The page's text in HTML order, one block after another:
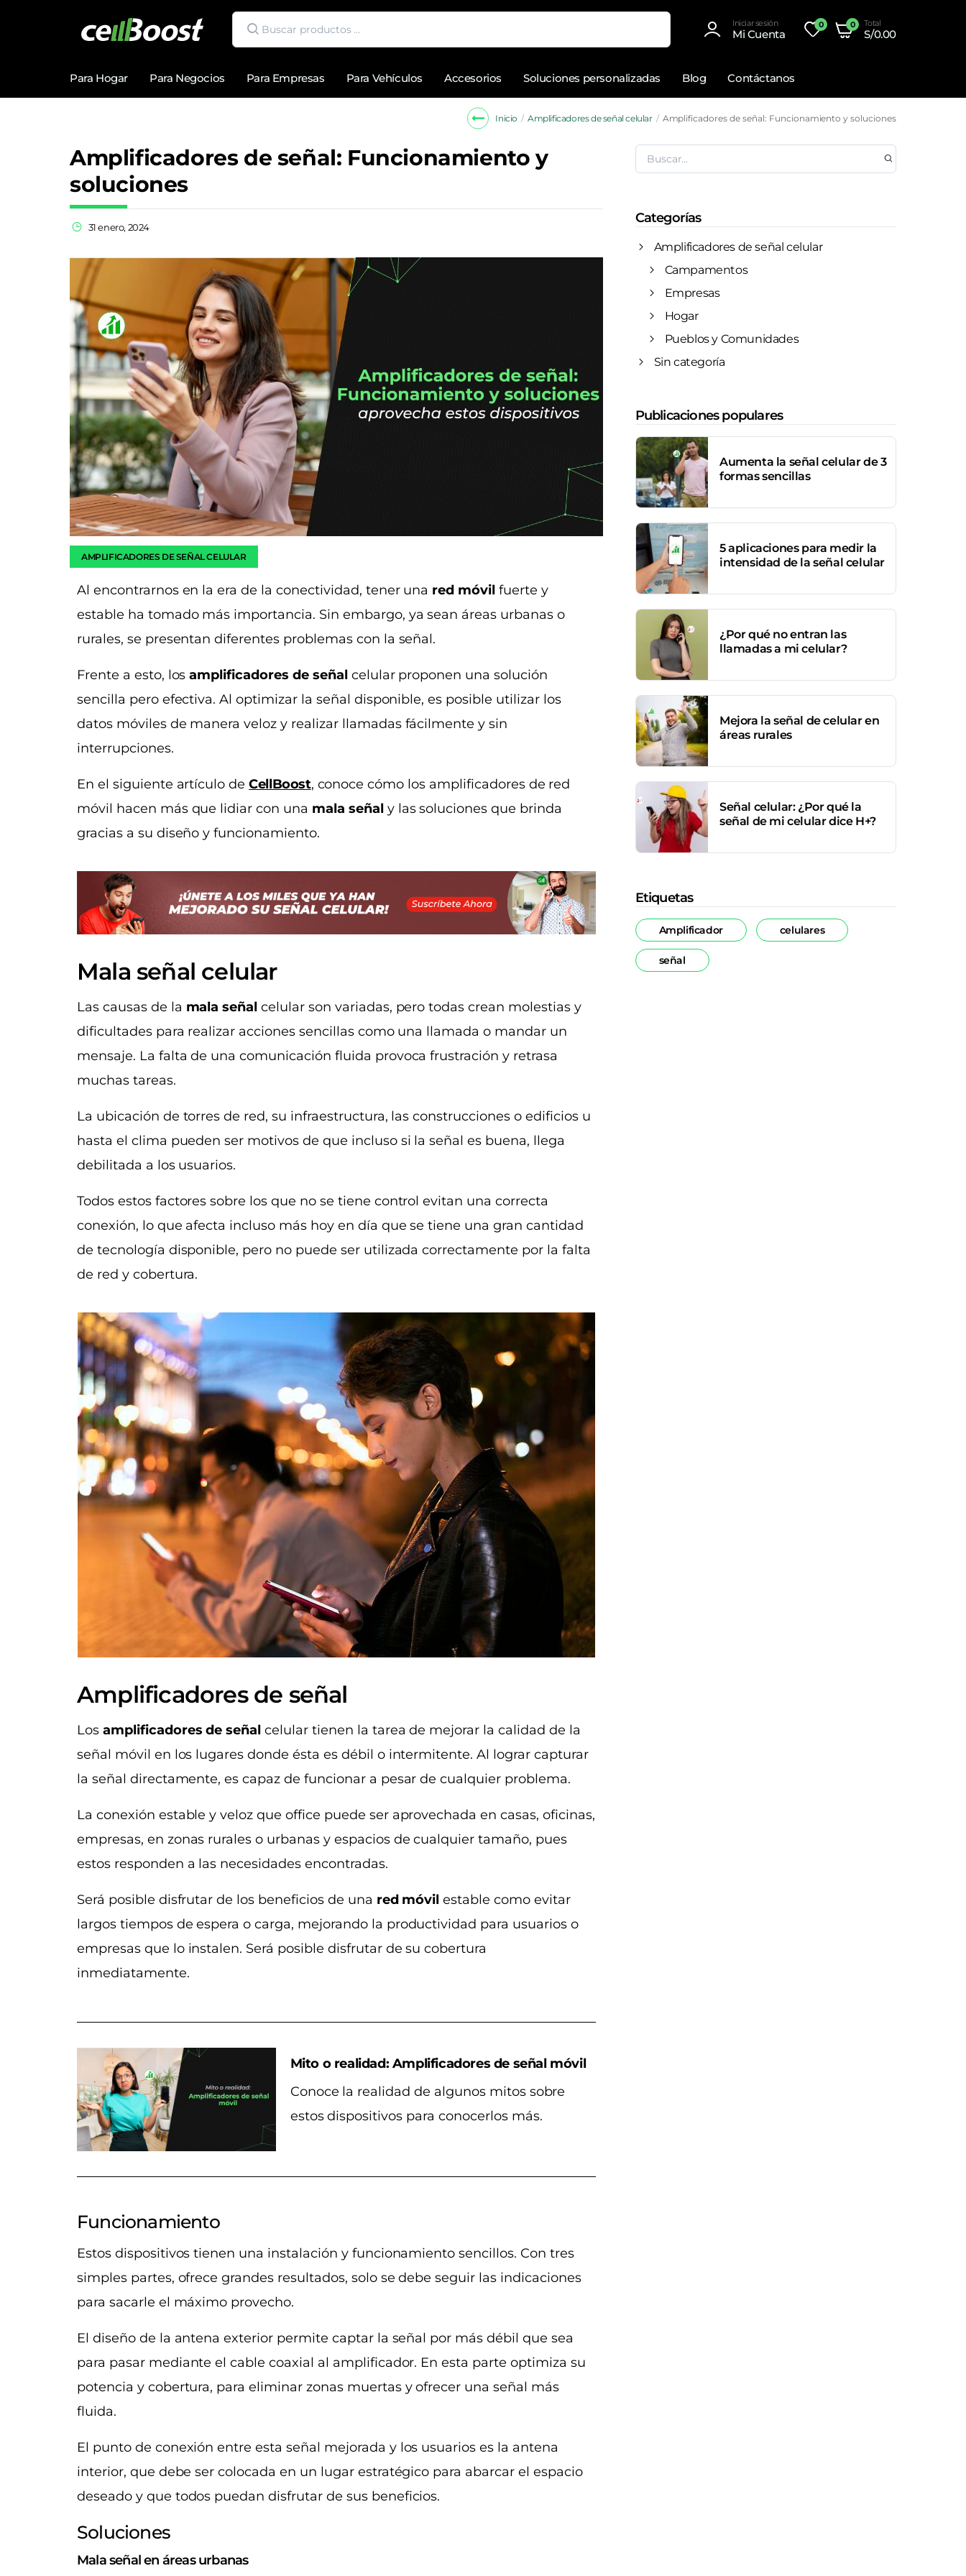
Iniciar sesión
Mi Cuenta
0 0 Total
S/0.00
Para Hogar Para Negocios Para Empresas Para Vehículos Accesorios Soluciones personalizadas Blog Contáctanos
Inicio Amplificadores de señal celular Amplificadores de señal: Funcionamiento y soluciones
Amplificadores de señal: Funcionamiento y
soluciones
31 enero, 2024
AMPLIFICADORES DE SEÑAL CELULAR
Al encontrarnos en la era de la conectividad, tener una red móvil fuerte y
estable ha tomado más importancia. Sin embargo, ya sean áreas urbanas o
rurales, se presentan diferentes problemas con la señal.
Frente a esto, losamplificadores de señalcelular proponen una solución
sencilla pero efectiva. Al optimizar la señal disponible, es posible utilizar los
datos móviles de manera veloz y realizar llamadas fácilmente y sin
interrupciones.
En el siguiente artículo deCellBoost, conoce cómo los amplificadores de red
móvil hacen más que lidiar con una mala señaly las soluciones que brinda
gracias a su diseño y funcionamiento.
Mala señal celular
Las causas de la mala señal celular son variadas, pero todas crean molestias y
dificultades para realizar acciones sencillas como una llamada o mandar un
mensaje. La falta de una comunicación fluida provoca frustración y retrasa
muchas tareas.
La ubicación de torres de red, su infraestructura, las construcciones o edificios u
hasta el clima pueden ser motivos de que incluso si la señal es buena, llega
debilitada a los usuarios.
Todos estos factores sobre los que no se tiene control evitan una correcta
conexión, lo que afecta incluso más hoy en día que se tiene una gran cantidad
de tecnología disponible, pero no puede ser utilizada correctamente por la falta
de red y cobertura.
Amplificadores de señal
Los amplificadores de señalcelular tienen la tarea de mejorar la calidad de la
señal móvil en los lugares donde ésta es débil o intermitente. Al lograr capturar
la señal directamente, es capaz de funcionar a pesar de cualquier problema.
La conexión estable y veloz que office puede ser aprovechada en casas, oficinas,
empresas, en zonas rurales o urbanas y espacios de cualquier tamaño, pues
estos responden a las necesidades encontradas.
Será posible disfrutar de los beneficios de una red móvilestable como evitar
largos tiempos de espera o carga, mejorando la productividad para usuarios o
empresas que lo instalen. Será posible disfrutar de su cobertura
inmediatamente.
Mito o realidad: Amplificadores de señal móvil
Conoce la realidad de algunos mitos sobre
estos dispositivos para conocerlos más.
Funcionamiento
Estos dispositivos tienen una instalación y funcionamiento sencillos. Con tres
simples partes, ofrece grandes resultados, solo se debe seguir las indicaciones
para sacarle el máximo provecho.
El diseño de la antena exterior permite captar la señal por más débil que sea
para pasar mediante el cable coaxial al amplificador. En esta parte optimiza su
potencia y cobertura, para eliminar zonas muertas y ofrecer una señal más
fluida.
El punto de conexión entre esta señal mejorada y los usuarios es la antena
interior, que debe ser colocada en un lugar estratégico para abarcar el espacio
deseado y que todos puedan disfrutar de sus beneficios.
Soluciones
Mala señal en áreas urbanas
Categorías
Amplificadores de señal celular
Campamentos
Empresas
Hogar
Pueblos y Comunidades
Sin categoría
Publicaciones populares
Aumenta la señal celular de 3
formas sencillas
5 aplicaciones para medir la
intensidad de la señal celular
¿Por qué no entran las
llamadas a mi celular?
Mejora la señal de celular en
áreas rurales
Señal celular: ¿Por qué la
señal de mi celular dice H+?
Etiquetas
Amplificador celulares
señal